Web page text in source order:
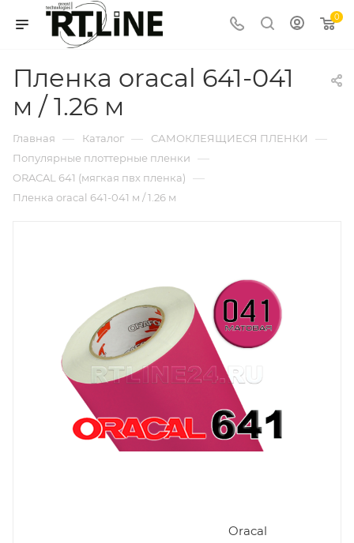
0
Пленка oracal 641-041
м / 1.26 м
Главная — Каталог — САМОКЛЕЯЩИЕСЯ ПЛЕНКИ —
Популярные плоттерные пленки —
ORACAL 641 (мягкая пвх пленка) —
Пленка oracal 641-041 м / 1.26 м
Oracal